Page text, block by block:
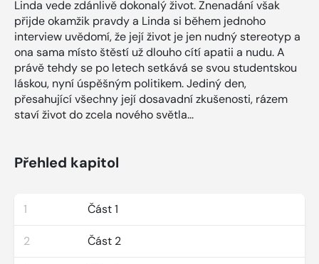
Linda vede zdánlivě dokonalý život. Znenadání však
přijde okamžik pravdy a Linda si během jednoho
interview uvědomí, že její život je jen nudný stereotyp a
ona sama místo štěstí už dlouho cítí apatii a nudu. A
právě tehdy se po letech setkává se svou studentskou
láskou, nyní úspěšným politikem. Jediný den,
přesahující všechny její dosavadní zkušenosti, rázem
staví život do zcela nového světla...
Přehled kapitol
1 Část 1
2 Část 2